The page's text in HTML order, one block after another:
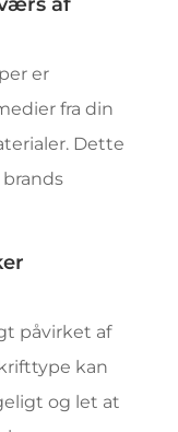
er
fra din
Dette
påvirket af
kan
og let at